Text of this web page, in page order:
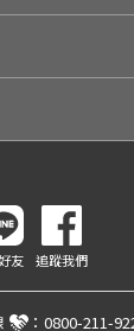
友 追蹤我們
： 0800-211-